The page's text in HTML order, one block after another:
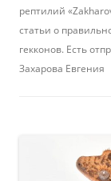
рептилий
статьи о
гекконов. Есть
Захарова Евгения